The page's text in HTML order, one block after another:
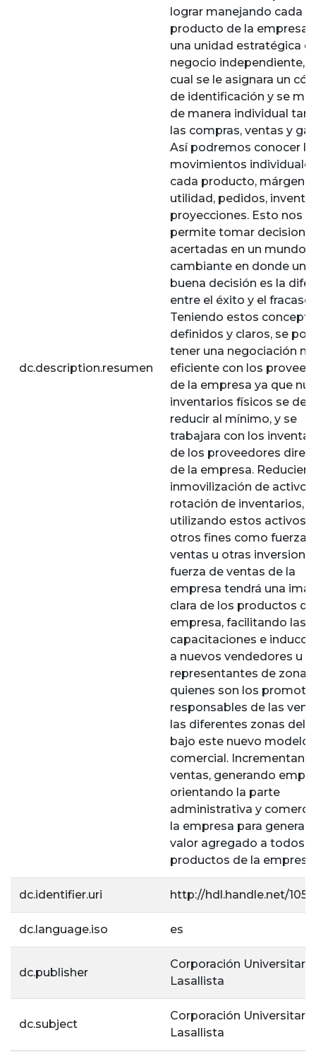
dc.description.resumen
lograr manejando cada
producto de la empresa
una unidad estratégica
negocio independiente,
cual se le asignara un
de identificación y se
de manera individual
las compras, ventas y
Así podremos conocer
movimientos
cada producto,
utilidad, pedidos,
proyecciones. Esto nos
permite tomar
acertadas en un mundo
cambiante en donde una
buena decisión es la
entre el éxito y el fracaso.
Teniendo estos
definidos y claros, se
tener una negociación
eficiente con los
de la empresa ya que
inventarios físicos se
reducir al mínimo, y se
trabajara con los
de los proveedores
de la empresa.
inmovilización de activos
rotación de inventarios,
utilizando estos activos
otros fines como fuerza
ventas u otras
fuerza de ventas de la
empresa tendrá una
clara de los productos
empresa, facilitando las
capacitaciones e
a nuevos vendedores u
representantes de zonas
quienes son los
responsables de las
las diferentes zonas del
bajo este nuevo modelo
comercial.
ventas, generando
orientando la parte
administrativa y
la empresa para generar
valor agregado a todos
productos de la empresa.
dc.identifier.uri http://hdl.handle.net/
dc.language.iso es
dc.publisher
Corporación Universitaria
Lasallista
dc.subject
Corporación Universitaria
Lasallista